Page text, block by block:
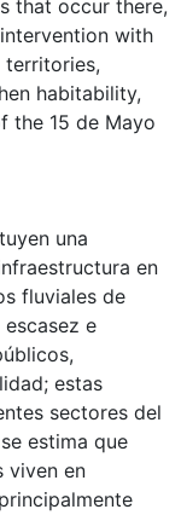
that occur there,
with
habitability,
the 15 de Mayo
una
en
fluviales de
e
estas
sectores del
estima que
viven en